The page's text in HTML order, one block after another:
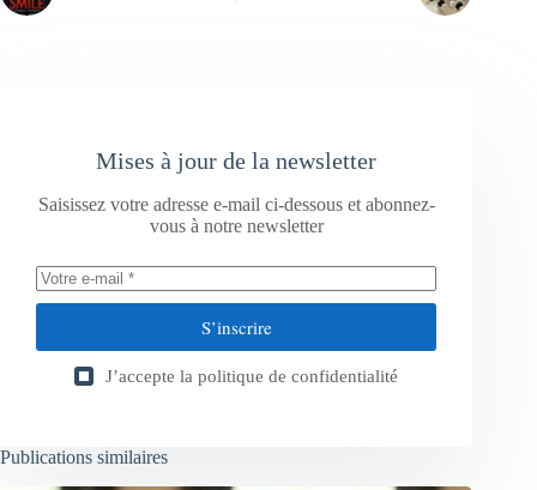
Mises à jour de la newsletter
Saisissez votre adresse e-mail ci-dessous et abonnez-
vous à notre newsletter
S’inscrire
J’accepte la politique de confidentialité
Publications similaires